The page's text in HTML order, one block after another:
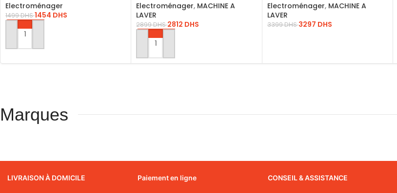
Electroménager
1499DHS1454 DHS
AJOUTER AU PANIER
Electroménager, MACHINE A
LAVER
2899DHS2812 DHS
AJOUTER AU PANIER
Electroménager, MACHINE A
LAVER
3399DHS3297 DHS
Marques
LIVRAISON À DOMICILE Paiement en ligne CONSEIL & ASSISTANCE